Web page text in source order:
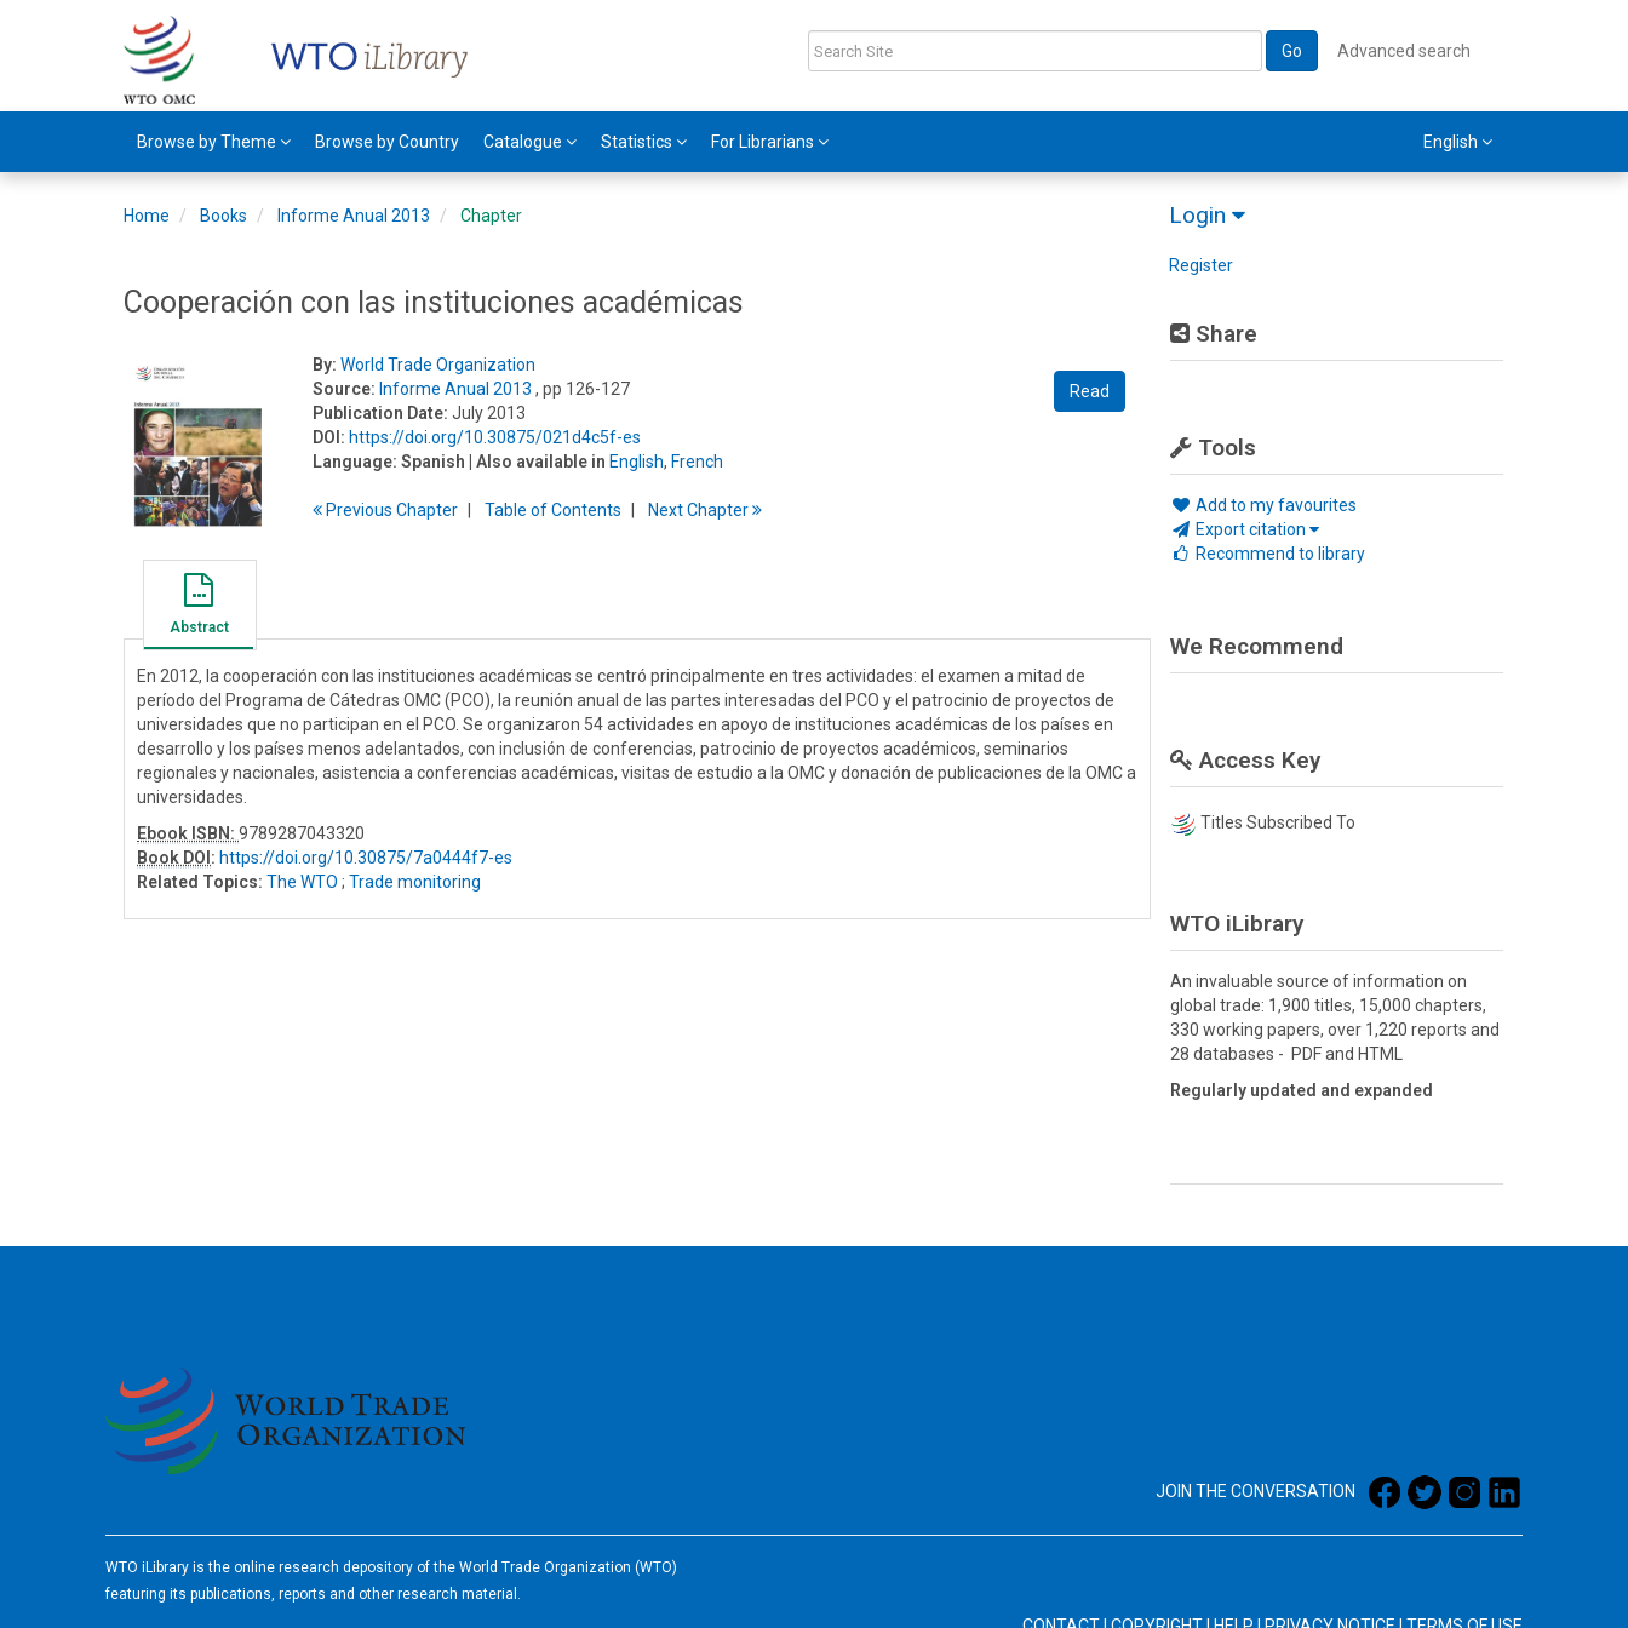
Go Advanced search
Browse by Theme Browse by Country Catalogue Statistics For Librarians English
Login
Register
Share
Tools
Add to my favourites
Export citation
Recommend to library
Home Books Informe Anual 2013 Chapter
Cooperación con las instituciones académicas
Read
By: World Trade Organization
Source: Informe Anual 2013 , pp 126-127
Publication Date: July 2013
DOI: https://doi.org/10.30875/021d4c5f-es
Language: Spanish | Also available in English, French
PreviousChapter Table ofContents NextChapter
Abstract
En 2012, la cooperación con las instituciones académicas se centró principalmente en tres actividades: el examen a mitad de
período del Programa de Cátedras OMC (PCO), la reunión anual de las partes interesadas del PCO y el patrocinio de proyectos de
universidades que no participan en el PCO. Se organizaron 54 actividades en apoyo de instituciones académicas de los países en
desarrollo y los países menos adelantados, con inclusión de conferencias, patrocinio de proyectos académicos, seminarios
regionales y nacionales, asistencia a conferencias académicas, visitas de estudio a la OMC y donación de publicaciones de la OMC a
universidades.
Ebook ISBN: 9789287043320
Book DOI : https://doi.org/10.30875/7a0444f7-es
Related Topics: The WTO ; Trade monitoring
We Recommend
Access Key
Titles Subscribed To
WTO iLibrary
An invaluable source of information on
global trade: 1,900 titles, 15,000 chapters,
330 working papers, over 1,220 reports and
28 databases - PDF and HTML
Regularly updated and expanded
JOIN THE CONVERSATION
WTO iLibrary is the online research depository of the World Trade Organization (WTO)
featuring its publications, reports and other research material.